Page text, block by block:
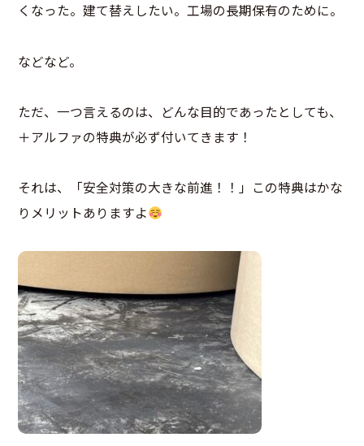
くなった。建て替えしたい。工場の長期保有のために。
などなど。
ただ、一つ言えるのは、どんな目的であったとしても、
＋アルファの特典が必ず付いてきます！
それは、「安全対策の大きな前進！！」この特典はかな
りメリットありますよ